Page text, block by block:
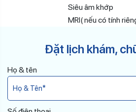
Siêu âm khớp
MRI( nếu có tính
Đặt lịch khám,
Họ & tên